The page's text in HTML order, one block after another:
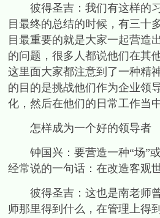
彼得圣吉：我们有这样的习
目最终的总结的时候，有三十
目最重要的就是大家一起营造
的问题，很多人都说他们在其
这里面大家都注意到了一种精
的目的是挑战他们作为企业领
化，然后在他们的日常工作当
怎样成为一个好的领导者
钟国兴：要营造一种“场”或
经常说的一句话：在改造客观
彼得圣吉：这也是南老师曾
师那里得到什么，在管理上得